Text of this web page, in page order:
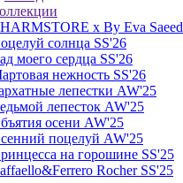
х By Eva Saeed
солнца SS'26
моего сердца SS'26
нежность SS'26
лепестки AW'25
лепесток AW'25
осени AW'25
поцелуй AW'25
на горошине SS'25
Rocher SS'25